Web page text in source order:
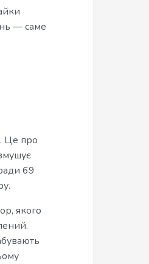
— саме
Це про
69
якого